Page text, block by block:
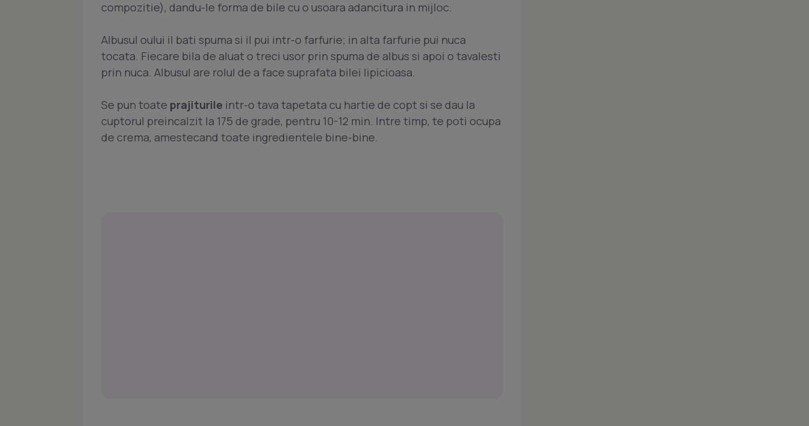
compozitie), dandu-le forma de bile cu o usoara adancitura in mijloc.
Albusul oului il bati spuma si il pui intr-o farfurie; in alta farfurie pui nuca
tocata. Fiecare bila de aluat o treci usor prin spuma de albus si apoi o tavalesti
prin nuca. Albusul are rolul de a face suprafata bilei lipicioasa.
Se pun toate prajiturile intr-o tava tapetata cu hartie de copt si se dau la
cuptorul preincalzit la 175 de grade, pentru 10-12 min. Intre timp, te poti ocupa
de crema, amestecand toate ingredientele bine-bine.